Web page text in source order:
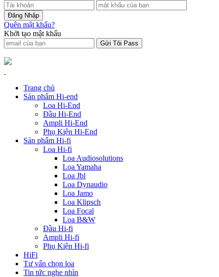
Quên mật khẩu?
Khởi tạo mật khẩu
Trang chủ
Sản phẩm Hi-end
Loa Hi-End
Đầu Hi-End
Ampli Hi-End
Phụ Kiện Hi-End
Sản phẩm Hi-fi
Loa Hi-fi
Loa Audiosolutions
Loa Yamaha
Loa Jbl
Loa Dynaudio
Loa Jamo
Loa Klipsch
Loa Focal
Loa B&W
Đầu Hi-fi
Ampli Hi-fi
Phụ Kiện Hi-fi
HiFi
Tư vấn chọn loa
Tin tức nghe nhìn